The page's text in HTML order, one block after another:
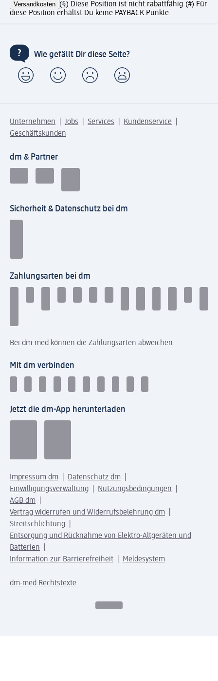
Versandkosten (§) Diese Position ist nicht rabattfähig.(#) Für
diese Position erhältst Du keine PAYBACK Punkte.
Wie gefällt Dir diese Seite?
Unternehmen Jobs Services
Kundenservice
Geschäftskunden
dm & Partner
Sicherheit & Datenschutz bei dm
Zahlungsarten bei dm
Bei dm-med können die Zahlungsarten abweichen.
Mit dm verbinden
Jetzt die dm-App herunterladen
Impressum dm
Datenschutz dm
Einwilligungsverwaltung
Nutzungsbedingungen
AGB dm
Vertrag widerrufen und Widerrufsbelehrung dm
Streitschlichtung
Entsorgung und Rücknahme von Elektro-Altgeräten und
Batterien
Information zur Barrierefreiheit
Meldesystem
dm-med Rechtstexte